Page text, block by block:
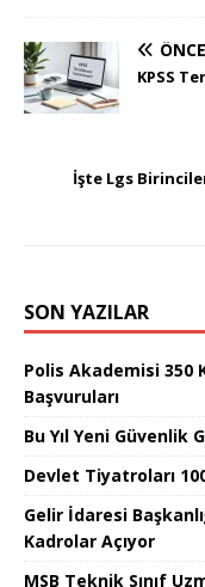
KPSS
İşte Lgs
SON YAZILAR
Polis Akademisi 350
Başvuruları
Bu Yıl Yeni Güvenlik
Devlet Tiyatroları
Gelir İdaresi
Kadrolar Açıyor
MSB Teknik Sınıf